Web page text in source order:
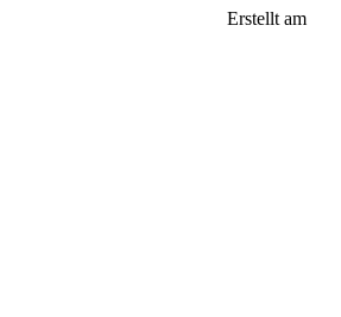
Erstellt am